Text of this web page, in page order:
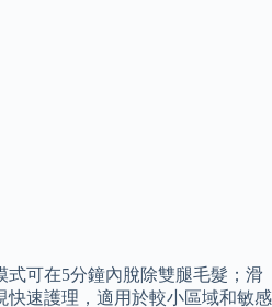
式可在5分鐘內脫除雙腿毛髮；滑
快速護理，適用於較小區域和敏感